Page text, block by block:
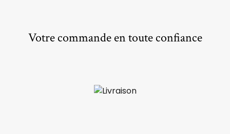
Votre commande en toute confiance